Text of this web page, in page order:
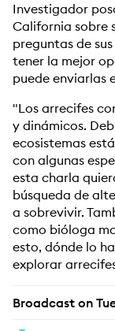
Investigador
California sobre
preguntas de
tener la mejor
puede enviarlas
"Los arrecifes
y dinámicos.
ecosistemas
con algunas
esta charla
búsqueda de
a sobrevivir.
como bióloga
esto, dónde lo
explorar
Broadcast on